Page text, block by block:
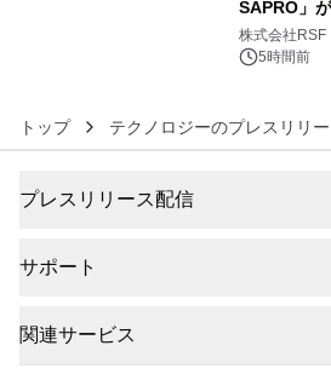
SAPRO」
株式会社RSF
5時間前
トップ テクノロジーのプレスリリ
プレスリリース配信
サポート
関連サービス